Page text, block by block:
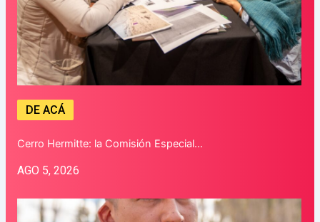
DE ACÁ
Cerro Hermitte: la Comisión Especial…
AGO 5, 2026